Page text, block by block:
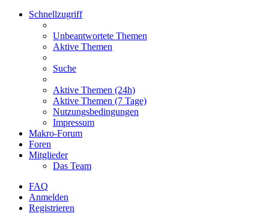
Schnellzugriff
Unbeantwortete Themen
Aktive Themen
Suche
Aktive Themen (24h)
Aktive Themen (7 Tage)
Nutzungsbedingungen
Impressum
Makro-Forum
Foren
Mitglieder
Das Team
FAQ
Anmelden
Registrieren